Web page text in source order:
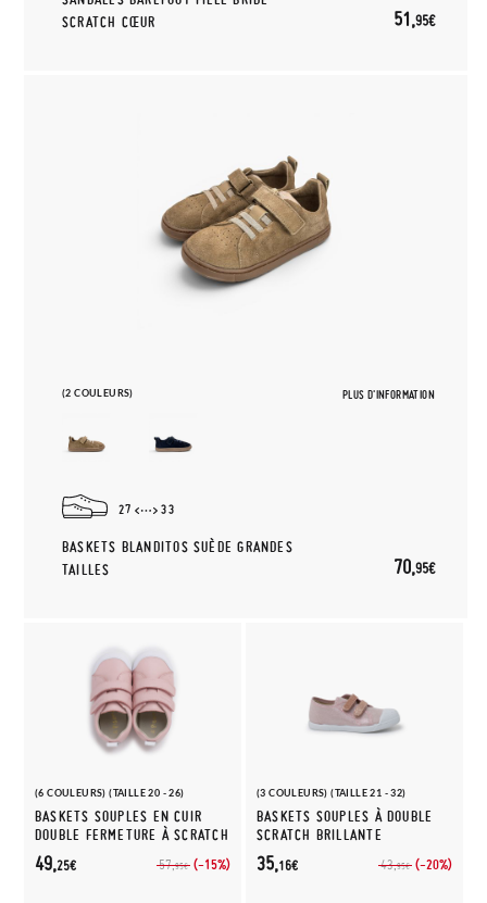
SCRATCH CŒUR
51,95€
(2 COULEURS) PLUS D'INFORMATION
27 33
BASKETS BLANDITOS SUÈDE GRANDES
TAILLES
70,95€
(6 COULEURS) (TAILLE 20 - 26)
BASKETS SOUPLES EN CUIR
DOUBLE FERMETURE À SCRATCH
57,95€ (-15%)
49,25€
(3 COULEURS) (TAILLE 21 - 32)
BASKETS SOUPLES À DOUBLE
SCRATCH BRILLANTE
43,95€ (-20%)
35,16€